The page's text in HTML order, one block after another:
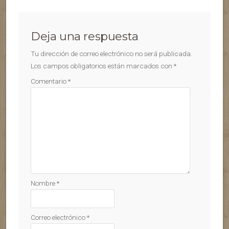
Deja una respuesta
Tu dirección de correo electrónico no será publicada.
Los campos obligatorios están marcados con *
Comentario*
Nombre*
Correo electrónico*